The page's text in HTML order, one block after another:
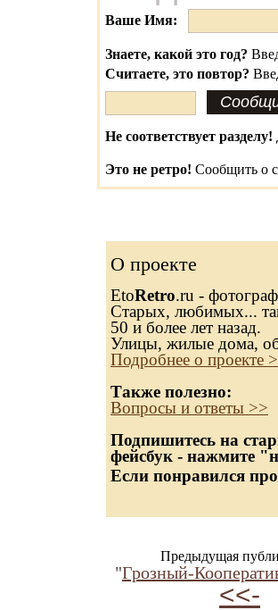
Ваше Имя:
Знаете, какой это год?
Считаете, это повтор?
Не соответствует разделу!
Это не ретро! Сообщить о
О проекте
EtoRetro.ru -
Старых, любимых...
50 и более лет назад.
Улицы, жилые дома,
Подробнее о проекте
Также полезно:
Вопросы и ответы >>
Подпишитесь на
фейсбук - нажмите
Если понравился
Предыдущая
"Грозный-
<<-